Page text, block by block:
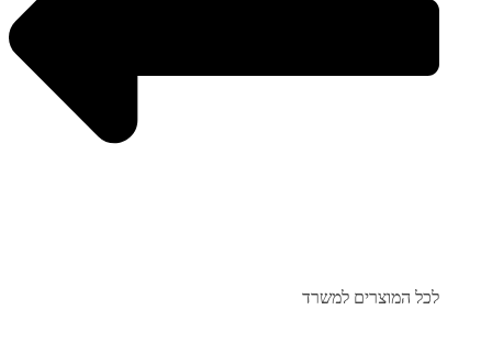
לכל המוצרים למשרד